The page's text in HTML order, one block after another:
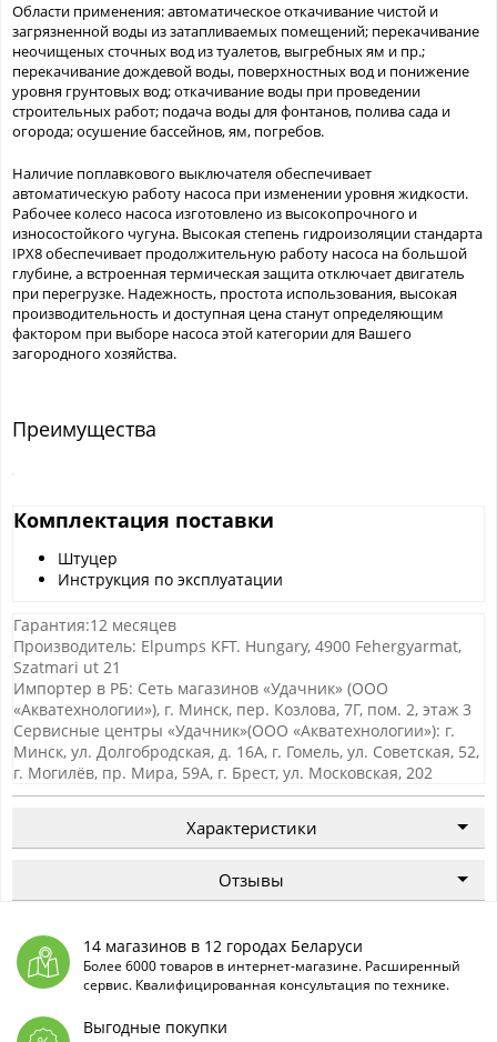
Области применения: автоматическое откачивание чистой и
загрязненной воды из затапливаемых помещений; перекачивание
неочищеных сточных вод из туалетов, выгребных ям и пр.;
перекачивание дождевой воды, поверхностных вод и понижение
уровня грунтовых вод; откачивание воды при проведении
строительных работ; подача воды для фонтанов, полива сада и
огорода; осушение бассейнов, ям, погребов.
Наличие поплавкового выключателя обеспечивает
автоматическую работу насоса при изменении уровня жидкости.
Рабочее колесо насоса изготовлено из высокопрочного и
износостойкого чугуна. Высокая степень гидроизоляции стандарта
IPX8 обеспечивает продолжительную работу насоса на большой
глубине, а встроенная термическая защита отключает двигатель
при перегрузке. Надежность, простота использования, высокая
производительность и доступная цена станут определяющим
фактором при выборе насоса этой категории для Вашего
загородного хозяйства.
Преимущества
Комплектация поставки
Штуцер
Инструкция по эксплуатации
Гарантия:12 месяцев
Производитель: Elpumps KFT. Hungary, 4900 Fehergyarmat,
Szatmari ut 21
Импортер в РБ: Сеть магазинов «Удачник» (ООО
«Акватехнологии»), г. Минск, пер. Козлова, 7Г, пом. 2, этаж 3
Сервисные центры «Удачник»(ООО «Акватехнологии»): г.
Минск, ул. Долгобродская, д. 16А, г. Гомель, ул. Советская, 52,
г. Могилёв, пр. Мира, 59А, г. Брест, ул. Московская, 202
Характеристики
Отзывы
14 магазинов в 12 городах Беларуси
Более 6000 товаров в интернет-магазине. Расширенный
сервис. Квалифицированная консультация по технике.
Выгодные покупки